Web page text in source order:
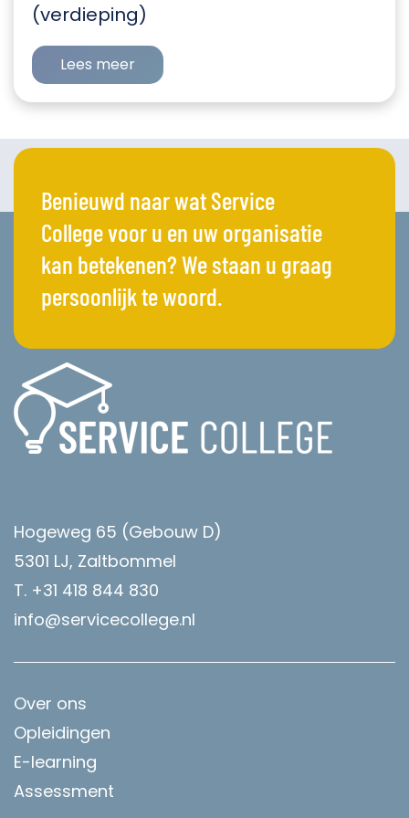
(verdieping)
Lees meer
Benieuwd naar wat Service
College voor u en uw organisatie
kan betekenen? We staan u graag
persoonlijk te woord.
Hogeweg 65 (Gebouw D)
5301 LJ, Zaltbommel
T. +31 418 844 830
info@servicecollege.nl
Over ons
Opleidingen
E-learning
Assessment